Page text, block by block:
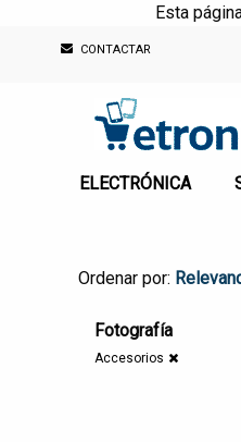
Esta
CONTACTAR
ELECTRÓNICA
Ordenar por:
Fotografía
Accesorios